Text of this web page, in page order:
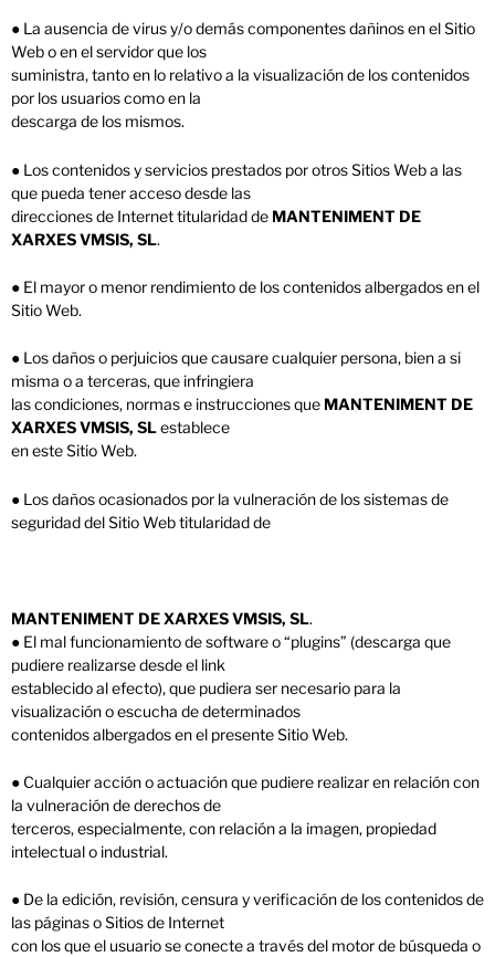
● La ausencia de virus y/o demás componentes dañinos en el Sitio
Web o en el servidor que los
suministra, tanto en lo relativo a la visualización de los contenidos
por los usuarios como en la
descarga de los mismos.
● Los contenidos y servicios prestados por otros Sitios Web a las
que pueda tener acceso desde las
direcciones de Internet titularidad de MANTENIMENT DE
XARXES VMSIS, SL.
● El mayor o menor rendimiento de los contenidos albergados en el
Sitio Web.
● Los daños o perjuicios que causare cualquier persona, bien a si
misma o a terceras, que infringiera
las condiciones, normas e instrucciones que MANTENIMENT DE
XARXES VMSIS, SLestablece
en este Sitio Web.
● Los daños ocasionados por la vulneración de los sistemas de
seguridad del Sitio Web titularidad de
MANTENIMENT DE XARXES VMSIS, SL.
● El mal funcionamiento de software o “plugins” (descarga que
pudiere realizarse desde el link
establecido al efecto), que pudiera ser necesario para la
visualización o escucha de determinados
contenidos albergados en el presente Sitio Web.
● Cualquier acción o actuación que pudiere realizar en relación con
la vulneración de derechos de
terceros, especialmente, con relación a la imagen, propiedad
intelectual o industrial.
● De la edición, revisión, censura y verificación de los contenidos de
las páginas o Sitios de Internet
con los que el usuario se conecte a través del motor de búsqueda o